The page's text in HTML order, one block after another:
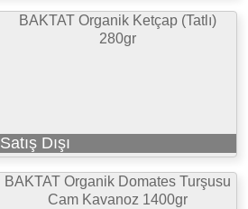
BAKTAT Organik Ketçap (Tatlı)
280gr
Satış Dışı
BAKTAT Organik Domates Turşusu
Cam Kavanoz 1400gr